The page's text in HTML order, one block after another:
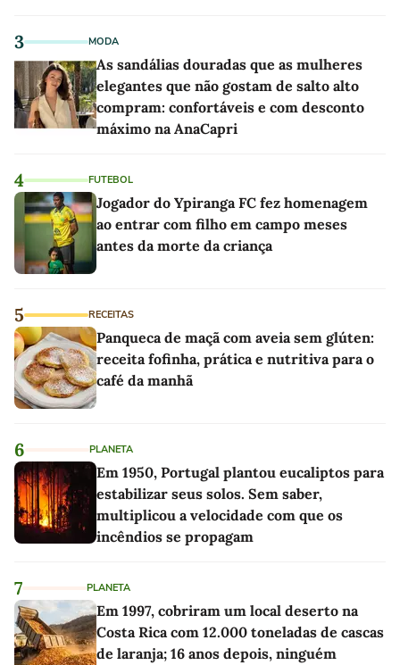
3 MODA
As sandálias douradas que as mulheres
elegantes que não gostam de salto alto
compram: confortáveis e com desconto
máximo na AnaCapri
4 FUTEBOL
Jogador do Ypiranga FC fez homenagem
ao entrar com filho em campo meses
antes da morte da criança
5 RECEITAS
Panqueca de maçã com aveia sem glúten:
receita fofinha, prática e nutritiva para o
café da manhã
6 PLANETA
Em 1950, Portugal plantou eucaliptos para
estabilizar seus solos. Sem saber,
multiplicou a velocidade com que os
incêndios se propagam
7 PLANETA
Em 1997, cobriram um local deserto na
Costa Rica com 12.000 toneladas de cascas
de laranja; 16 anos depois, ninguém